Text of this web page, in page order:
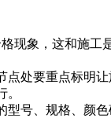
象，这和施工
处要重点标明让
、规格、颜色